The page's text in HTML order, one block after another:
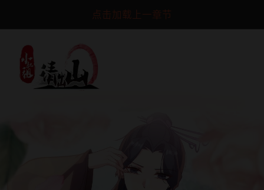
点击加载上一章节